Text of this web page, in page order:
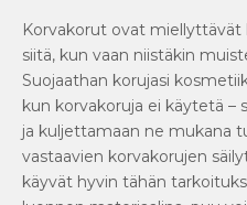
Korvakorut ovat miellyttävät
siitä, kun vaan niistäkin
Suojaathan korujasi
kun korvakoruja ei käytetä
ja kuljettamaan ne mukana
vastaavien korvakorujen
käyvät hyvin tähän